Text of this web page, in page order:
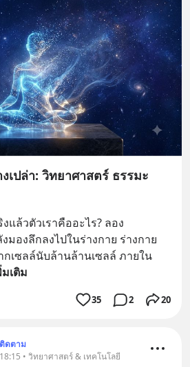
เปล่า: วิทยาศาสตร์ ธรรมะ
แล้วตัวเราคืออะไร? ลอง
มองลึกลงไปในร่างกาย ร่างกาย
กเซลล์นับล้านล้านเซลล์ ภายใน
มเติม
35 2 20
ติดตาม
• วิทยาศาสตร์ & เทคโนโลยี